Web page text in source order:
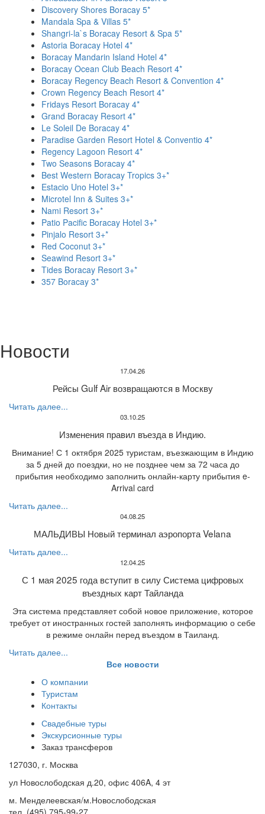
Discovery Shores Boracay 5*
Mandala Spa & Villas 5*
Shangri-la`s Boracay Resort & Spa 5*
Astoria Boracay Hotel 4*
Boracay Mandarin Island Hotel 4*
Boracay Ocean Club Beach Resort 4*
Boracay Regency Beach Resort & Convention 4*
Crown Regency Beach Resort 4*
Fridays Resort Boracay 4*
Grand Boracay Resort 4*
Le Soleil De Boracay 4*
Paradise Garden Resort Hotel & Conventio 4*
Regency Lagoon Resort 4*
Two Seasons Boracay 4*
Best Western Boracay Tropics 3+*
Estacio Uno Hotel 3+*
Microtel Inn & Suites 3+*
Nami Resort 3+*
Patio Pacific Boracay Hotel 3+*
Pinjalo Resort 3+*
Red Coconut 3+*
Seawind Resort 3+*
Tides Boracay Resort 3+*
357 Boracay 3*
Новости
17.04.26
Рейсы Gulf Air возвращаются в Москву
Читать далее...
03.10.25
Изменения правил въезда в Индию.
Внимание! С 1 октября 2025 туристам, въезжающим в Индию
за 5 дней до поездки, но не позднее чем за 72 часа до
прибытия необходимо заполнить онлайн-карту прибытия e-
Arrival card
Читать далее...
04.08.25
МАЛЬДИВЫ Новый терминал аэропорта Velana
Читать далее...
12.04.25
С 1 мая 2025 года вступит в силу Система цифровых
въездных карт Тайланда
Эта система представляет собой новое приложение, которое
требует от иностранных гостей заполнять информацию о себе
в режиме онлайн перед въездом в Таиланд.
Читать далее...
Все новости
О компании
Туристам
Контакты
Свадебные туры
Экскурсионные туры
Заказ трансферов
127030, г. Москва
ул Новослободская д.20, офис 406A, 4 эт
м. Менделеевская/м.Новослободская